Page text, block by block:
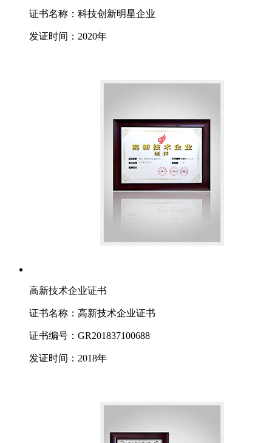
证书名称：科技创新明星企业
发证时间：2020年
高新技术企业证书
证书名称：高新技术企业证书
证书编号：GR201837100688
发证时间：2018年